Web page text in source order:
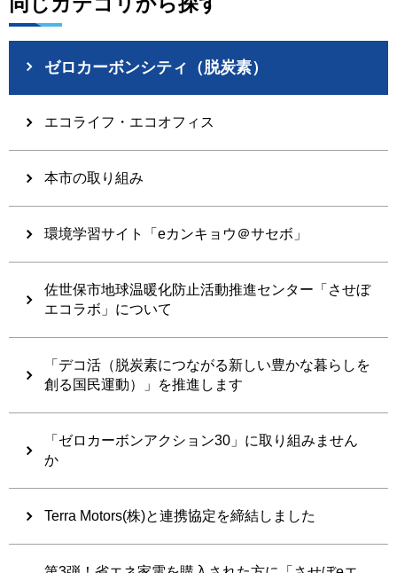
ゼロカーボンシティ（脱炭素）
エコライフ・エコオフィス
本市の取り組み
環境学習サイト「eカンキョウ＠サセボ」
佐世保市地球温暖化防止活動推進センター「させぼ
エコラボ」について
「デコ活（脱炭素につながる新しい豊かな暮らしを
創る国民運動）」を推進します
「ゼロカーボンアクション30」に取り組みません
か
Terra Motors(株)と連携協定を締結しました